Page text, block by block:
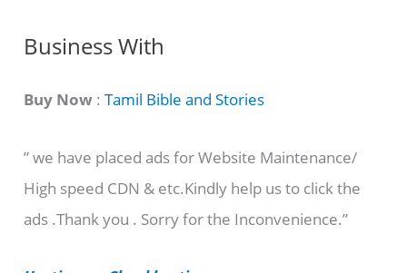
C
t
g
o
r
Business With
Buy Now :Tamil Bible and Stories
” we have placed ads for Website Maintenance/
High speed CDN & etc.Kindly help us to click the
ads .Thank you . Sorry for the Inconvenience.”